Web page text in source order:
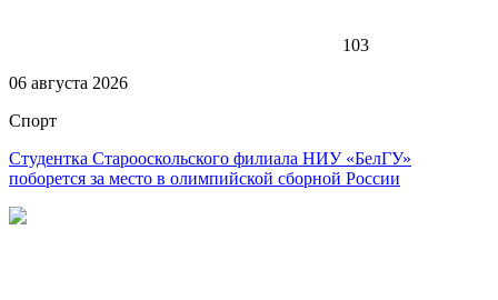
103
06 августа 2026
Спорт
Студентка Старооскольского филиала НИУ «БелГУ»
поборется за место в олимпийской сборной России